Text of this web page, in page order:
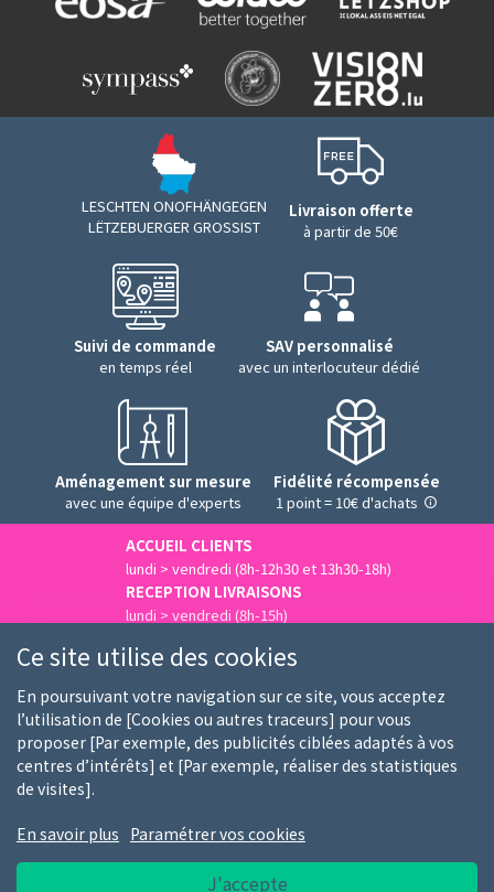
LESCHTEN ONOFHÄNGEGEN
LËTZEBUERGER GROSSIST
Livraison offerte
à partir de 50€
Suivi de commande
en temps réel
SAV personnalisé
avec un interlocuteur dédié
Aménagement sur mesure
avec une équipe d'experts
Fidélité récompensée
1 point = 10€ d'achats
ACCUEIL CLIENTS
lundi > vendredi (8h-12h30 et 13h30-18h)
RECEPTION LIVRAISONS
lundi > vendredi (8h-15h)
Qui sommes-nous Nos clients
Nos marques
Conditions générales d'utilisation
Ce site utilise des cookies
En poursuivant votre navigation sur ce site, vous acceptez
l’utilisation de [Cookies ou autres traceurs] pour vous
proposer [Par exemple, des publicités ciblées adaptés à vos
centres d’intérêts] et [Par exemple, réaliser des statistiques
de visites].
En savoir plus Paramétrer vos cookies
J'accepte